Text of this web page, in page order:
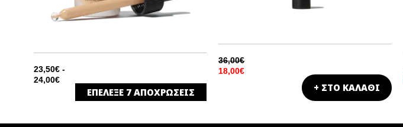
23,50€ -
24,00€
ΕΠΕΛΕΞΕ 7 ΑΠΟΧΡΩΣΕΙΣ
NC30ΦΥΣΙΚΟ ΣΑΤΙΝΕ
36,00€
18,00€
+ ΣΤΟ ΚΑΛΑΘΙ